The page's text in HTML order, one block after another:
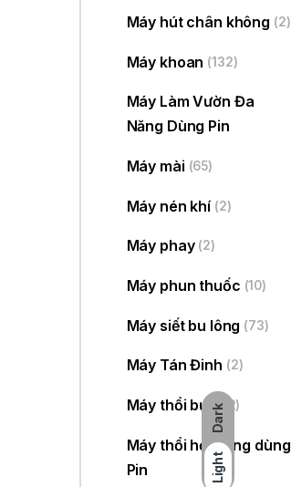
Dark
Light
Máy hút chân không (2)
Máy khoan (132)
Máy Làm Vườn Đa
Năng Dùng Pin
Máy mài (65)
Máy nén khí (2)
Máy phay (2)
Máy phun thuốc (10)
Máy siết bu lông (73)
Máy Tán Đinh (2)
Máy thổi bụi (22)
Máy thổi hơi nóng dùng
Pin